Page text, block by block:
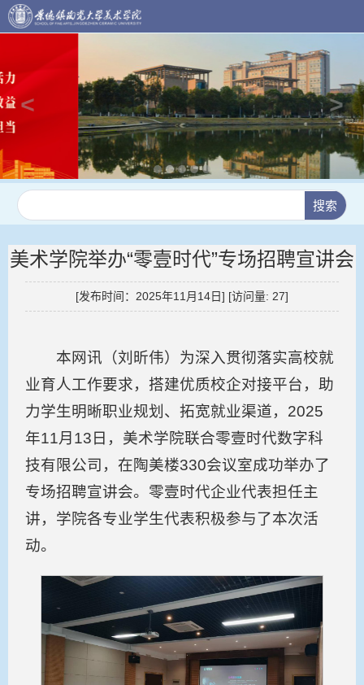
美术学院举办“零壹时代”专场招聘宣讲会
[发布时间：2025年11月14日] [访问量: 27]
本网讯（刘昕伟）为深入贯彻落实高校就
业育人工作要求，搭建优质校企对接平台，助
力学生明晰职业规划、拓宽就业渠道，2025
年11月13日，美术学院联合零壹时代数字科
技有限公司，在陶美楼330会议室成功举办了
专场招聘宣讲会。零壹时代企业代表担任主
讲，学院各专业学生代表积极参与了本次活
动。